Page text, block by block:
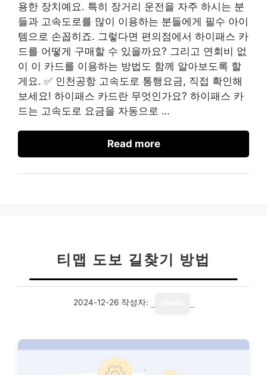
용한 장치예요. 특히 장거리 운전을 자주 하시는 분
들과 고속도로를 많이 이용하는 분들에게 필수 아이
템으로 손꼽히죠. 그렇다면 편의점에서 하이패스 카
드를 어떻게 구매할 수 있을까요? 그리고 연회비 없
이 이 카드를 이용하는 방법도 함께 알아보도록 할
게요. ✅ 인천공항 고속도로 통행요금, 직접 확인해
보세요! 하이패스 카드란 무엇인가요? 하이패스 카
드는 고속도로 요금을 자동으로 …
Read more
티맵 도보 길찾기 방법
2024-12-26 작성자: